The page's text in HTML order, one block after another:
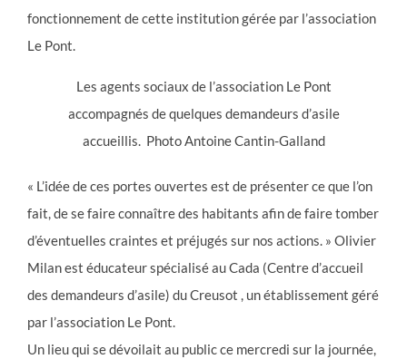
fonctionnement de cette institution gérée par l’association
Le Pont.
Les agents sociaux de l’association Le Pont
accompagnés de quelques demandeurs d’asile
accueillis. Photo Antoine Cantin-Galland
« L’idée de ces portes ouvertes est de présenter ce que l’on
fait, de se faire connaître des habitants afin de faire tomber
d’éventuelles craintes et préjugés sur nos actions. » Olivier
Milan est éducateur spécialisé au Cada (Centre d’accueil
des demandeurs d’asile) du Creusot , un établissement géré
par l’association Le Pont.
Un lieu qui se dévoilait au public ce mercredi sur la journée,